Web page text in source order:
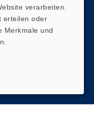
verarbeiten.
erteilen oder
Merkmale und